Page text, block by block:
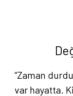
“Zaman
var hayatta.